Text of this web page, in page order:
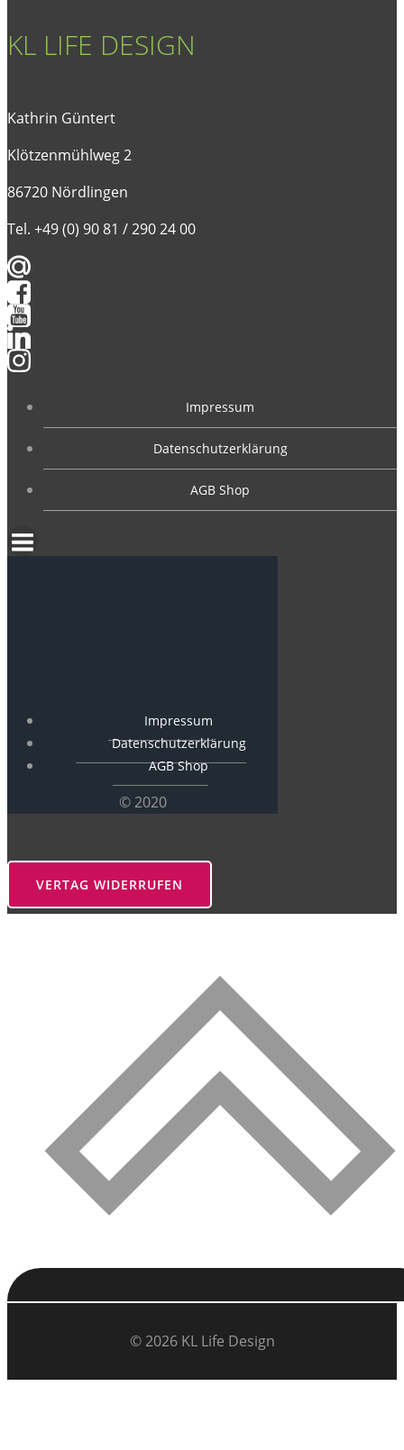
KL LIFE DESIGN
Kathrin Güntert
Klötzenmühlweg 2
86720 Nördlingen
Tel. +49 (0) 90 81 / 290 24 00
Impressum
Datenschutzerklärung
AGB Shop
Impressum
Datenschutzerklärung
AGB Shop
© 2020
VERTAG WIDERRUFEN
© 2026 KL Life Design